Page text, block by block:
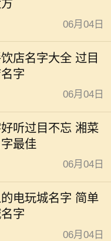
06月04日
店名字大全 过目
字
06月04日
听过目不忘 湘菜
最佳
06月04日
电玩城名字 简单
字
06月04日